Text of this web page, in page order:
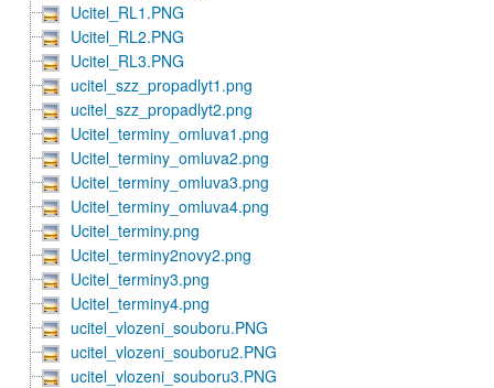
Ucitel_RL1.PNG
Ucitel_RL2.PNG
Ucitel_RL3.PNG
ucitel_szz_propadlyt1.png
ucitel_szz_propadlyt2.png
Ucitel_terminy_omluva1.png
Ucitel_terminy_omluva2.png
Ucitel_terminy_omluva3.png
Ucitel_terminy_omluva4.png
Ucitel_terminy.png
Ucitel_terminy2novy2.png
Ucitel_terminy3.png
Ucitel_terminy4.png
ucitel_vlozeni_souboru.PNG
ucitel_vlozeni_souboru2.PNG
ucitel_vlozeni_souboru3.PNG